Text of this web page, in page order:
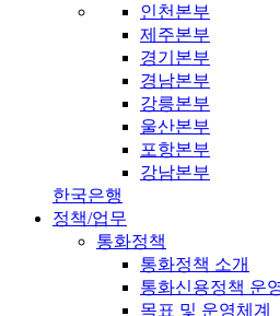
인천본부
제주본부
경기본부
경남본부
강릉본부
울산본부
포항본부
강남본부
한국은행
정책/업무
통화정책
통화정책 소개
통화신용정책 운
목표 및 운영체계